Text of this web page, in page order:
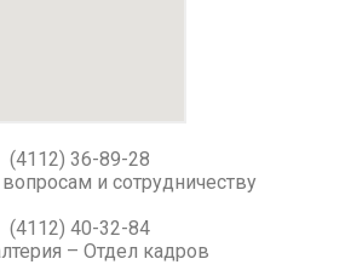
(4112) 36-89-28
и сотрудничеству
(4112) 40-32-84
– Отдел кадров